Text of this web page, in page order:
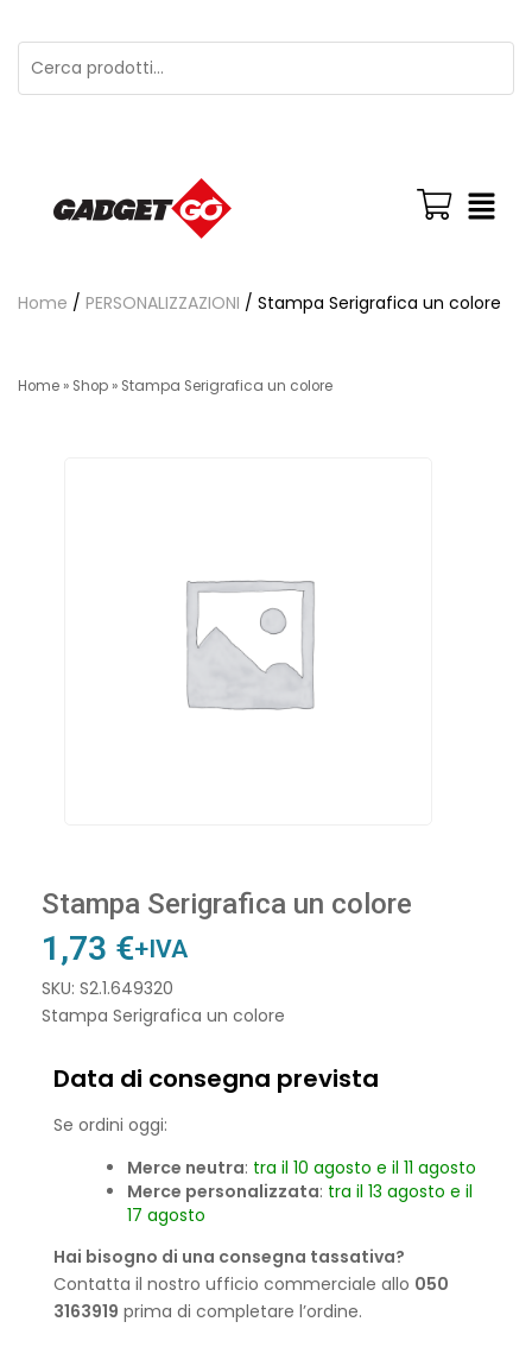
Home / PERSONALIZZAZIONI / Stampa Serigrafica un colore
Home » Shop » Stampa Serigrafica un colore
Stampa Serigrafica un colore
1,73 €+IVA
SKU: S2.1.649320
Stampa Serigrafica un colore
Data di consegna prevista
Se ordini oggi:
Merce neutra: tra il 10 agosto e il 11 agosto
Merce personalizzata: tra il 13 agosto e il
17 agosto
Hai bisogno di una consegna tassativa?
Contatta il nostro ufficio commerciale allo 050
3163919 prima di completare l’ordine.